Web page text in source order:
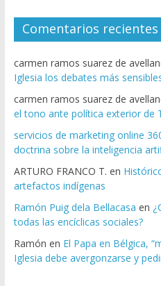
Comentarios recientes
carmen ramos suarez de
Iglesia los debates más
carmen ramos suarez de
el tono ante política exterior de
servicios de marketing online
doctrina sobre la inteligencia
ARTURO FRANCO T. en
artefactos indígenas
Ramón Puig dela Bellacasa en
todas las encíclicas sociales?
Ramón en El Papa en Bélgica,
Iglesia debe avergonzarse y